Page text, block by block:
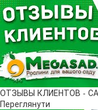
ОТЗЫВЫ КЛИЕНТОВ -
Переглянути